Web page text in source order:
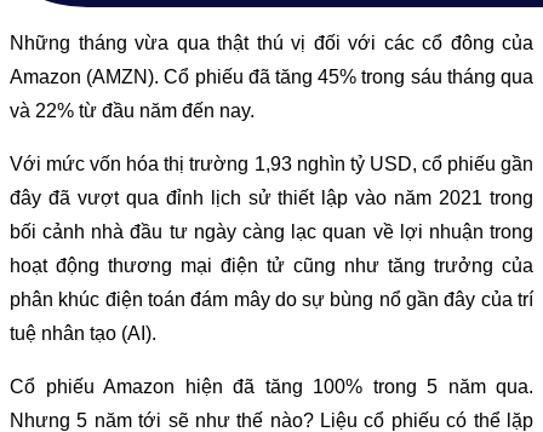
Những tháng vừa qua thật thú vị đối với các cổ đông của
Amazon (AMZN). Cổ phiếu đã tăng 45% trong sáu tháng qua
và 22% từ đầu năm đến nay.
Với mức vốn hóa thị trường 1,93 nghìn tỷ USD, cổ phiếu gần
đây đã vượt qua đỉnh lịch sử thiết lập vào năm 2021 trong
bối cảnh nhà đầu tư ngày càng lạc quan về lợi nhuận trong
hoạt động thương mại điện tử cũng như tăng trưởng của
phân khúc điện toán đám mây do sự bùng nổ gần đây của trí
tuệ nhân tạo (AI).
Cổ phiếu Amazon hiện đã tăng 100% trong 5 năm qua.
Nhưng 5 năm tới sẽ như thế nào? Liệu cổ phiếu có thể lặp